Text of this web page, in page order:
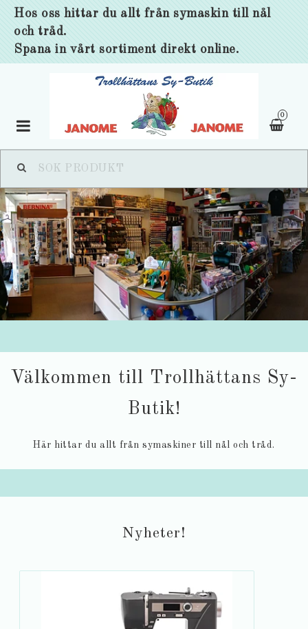
Hos oss hittar du allt från symaskin till nål
och tråd.
Spana in vårt sortiment direkt online.
0
Toggle
Välkommen till Trollhättans Sy-
Butik!
Här hittar du allt från symaskiner till nål och tråd.
Nyheter!